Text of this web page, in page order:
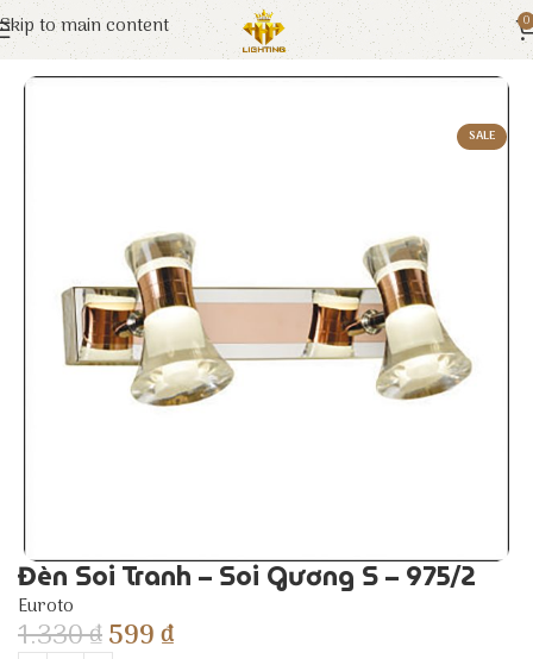
Skip to main content 0
Trang chủ Euroto Đèn Trang Trí
SALE
Đèn Soi Tranh – Soi Gương S – 975/2
Euroto
1.330₫599₫